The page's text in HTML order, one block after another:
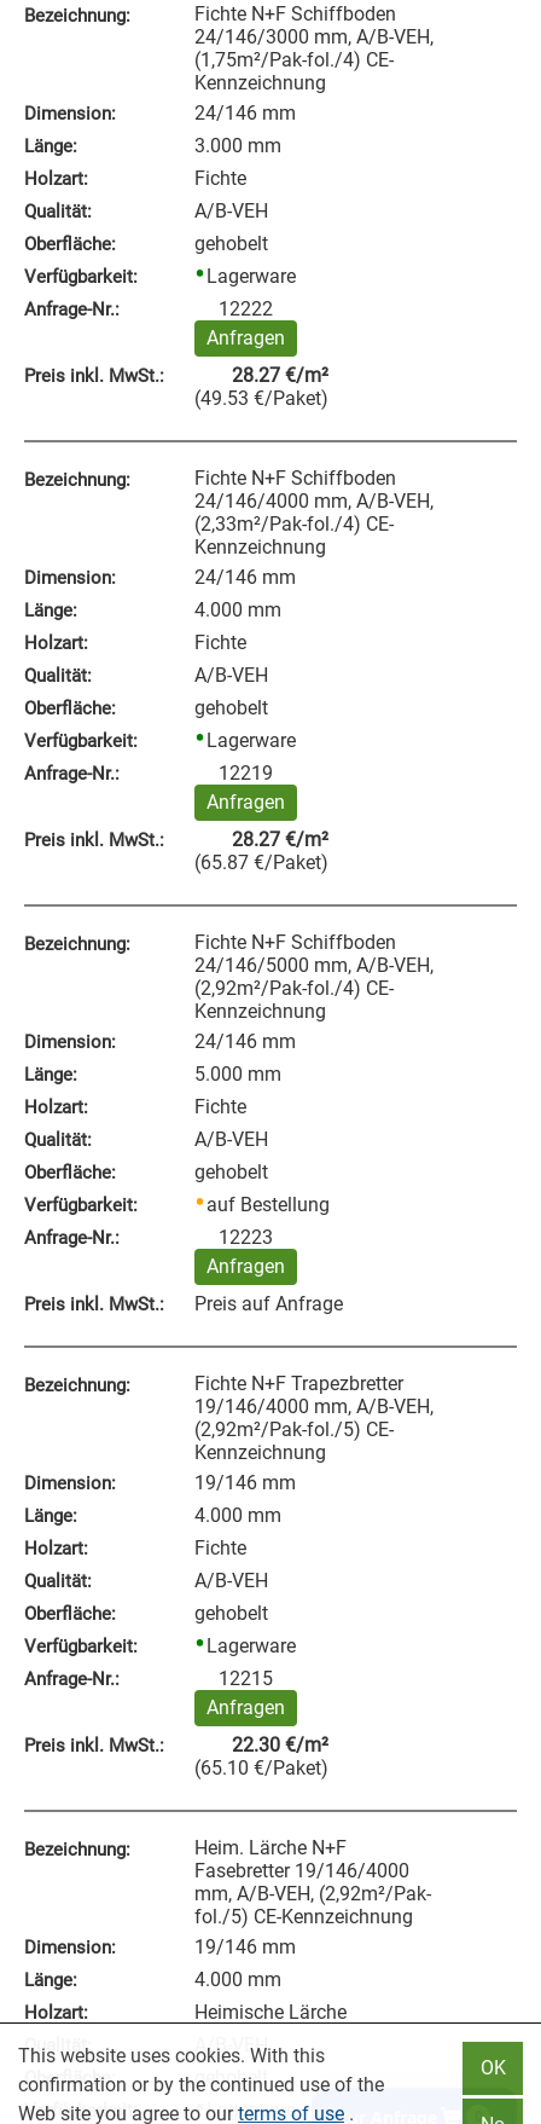
Bezeichnung:
Fichte N+F Schiffboden
24/146/3000 mm, A/B-VEH,
(1,75m²/Pak-fol./4) CE-
Kennzeichnung
Dimension: 24/146 mm
Länge: 3.000 mm
Holzart: Fichte
Qualität: A/B-VEH
Oberfläche: gehobelt
Verfügbarkeit: Lagerware
Anfrage‑Nr.:
12222
Anfragen
Preis inkl. MwSt.: 28.27 €/m²
(49.53 €/Paket)
Bezeichnung:
Fichte N+F Schiffboden
24/146/4000 mm, A/B-VEH,
(2,33m²/Pak-fol./4) CE-
Kennzeichnung
Dimension: 24/146 mm
Länge: 4.000 mm
Holzart: Fichte
Qualität: A/B-VEH
Oberfläche: gehobelt
Verfügbarkeit: Lagerware
Anfrage‑Nr.:
12219
Anfragen
Preis inkl. MwSt.: 28.27 €/m²
(65.87 €/Paket)
Bezeichnung:
Fichte N+F Schiffboden
24/146/5000 mm, A/B-VEH,
(2,92m²/Pak-fol./4) CE-
Kennzeichnung
Dimension: 24/146 mm
Länge: 5.000 mm
Holzart: Fichte
Qualität: A/B-VEH
Oberfläche: gehobelt
Verfügbarkeit: auf Bestellung
Anfrage‑Nr.:
12223
Anfragen
Preis inkl. MwSt.: Preis auf Anfrage
Bezeichnung:
Fichte N+F Trapezbretter
19/146/4000 mm, A/B-VEH,
(2,92m²/Pak-fol./5) CE-
Kennzeichnung
Dimension: 19/146 mm
Länge: 4.000 mm
Holzart: Fichte
Qualität: A/B-VEH
Oberfläche: gehobelt
Verfügbarkeit: Lagerware
Anfrage‑Nr.:
12215
Anfragen
Preis inkl. MwSt.: 22.30 €/m²
(65.10 €/Paket)
Bezeichnung:
Heim. Lärche N+F
Fasebretter 19/146/4000
mm, A/B-VEH, (2,92m²/Pak-
fol./5) CE-Kennzeichnung
Dimension: 19/146 mm
Länge: 4.000 mm
Holzart: Heimische Lärche
Qualität: A/B-VEH
Oberfläche: gehobelt
Verfügbarkeit: Lagerware
This website uses cookies. With this
confirmation or by the continued use of the
Web site you agree to ourterms of use .
OK
Zur Anfrage 0